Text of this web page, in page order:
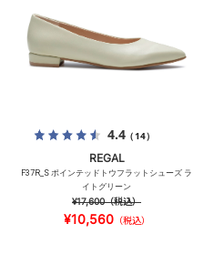
4.4（14）
REGAL
F37R_S ポインテッドトウフラットシューズ ラ
イトグリーン
¥17,600（税込）
¥10,560（税込）